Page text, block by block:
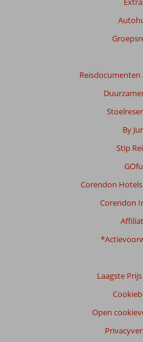
By
Stip
Corendon
Corendon
Laagste
Open